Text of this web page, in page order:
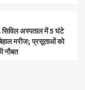
अस्पताल में 5 घंटे
मरीज; प्रसूताओं को
नौबत